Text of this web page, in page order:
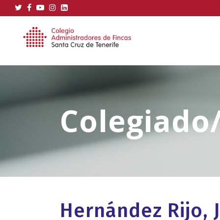
Hernández Rijo,